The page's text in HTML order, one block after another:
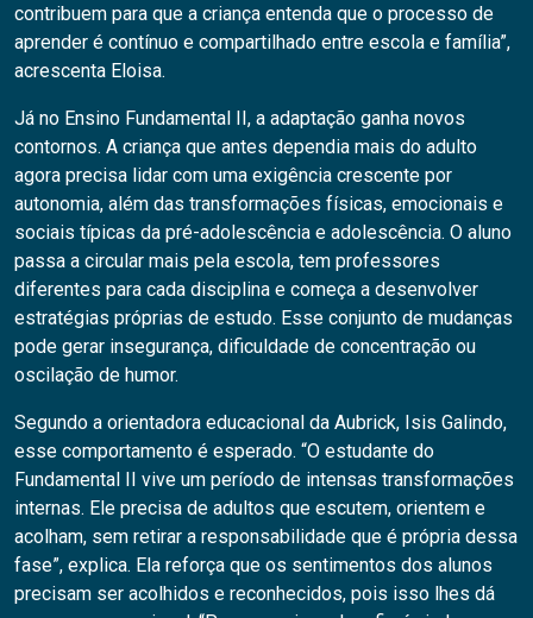
contribuem para que a criança entenda que o processo de
aprender é contínuo e compartilhado entre escola e família”,
acrescenta Eloisa.
Já no Ensino Fundamental II, a adaptação ganha novos
contornos. A criança que antes dependia mais do adulto
agora precisa lidar com uma exigência crescente por
autonomia, além das transformações físicas, emocionais e
sociais típicas da pré-adolescência e adolescência. O aluno
passa a circular mais pela escola, tem professores
diferentes para cada disciplina e começa a desenvolver
estratégias próprias de estudo. Esse conjunto de mudanças
pode gerar insegurança, dificuldade de concentração ou
oscilação de humor.
Segundo a orientadora educacional da Aubrick, Isis Galindo,
esse comportamento é esperado. “O estudante do
Fundamental II vive um período de intensas transformações
internas. Ele precisa de adultos que escutem, orientem e
acolham, sem retirar a responsabilidade que é própria dessa
fase”, explica. Ela reforça que os sentimentos dos alunos
precisam ser acolhidos e reconhecidos, pois isso lhes dá